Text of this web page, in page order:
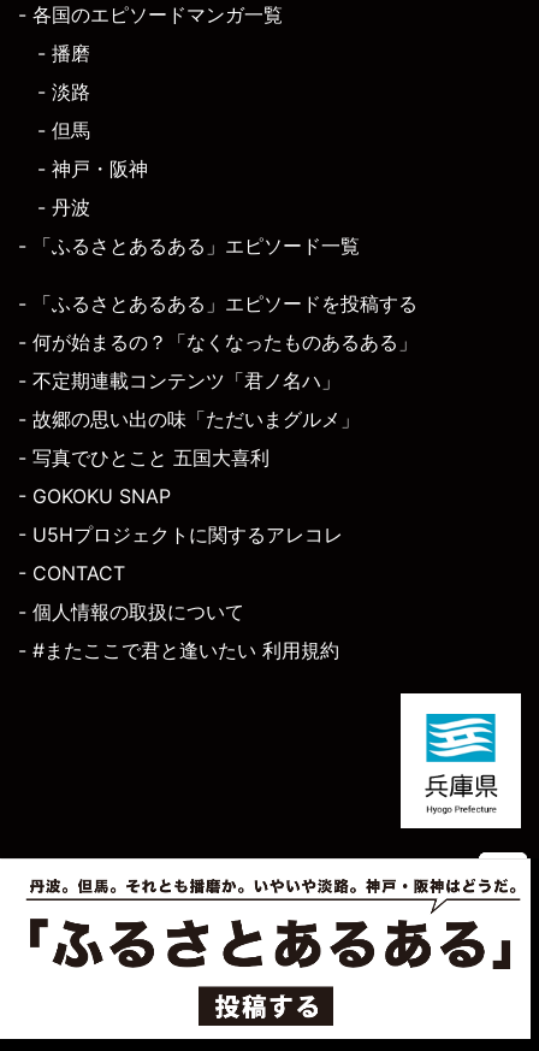
- 各国のエピソードマンガ一覧
- 播磨
- 淡路
- 但馬
- 神戸・阪神
- 丹波
- 「ふるさとあるある」エピソード一覧
- 「ふるさとあるある」エピソードを投稿する
- 何が始まるの？「なくなったものあるある」
- 不定期連載コンテンツ「君ノ名ハ」
- 故郷の思い出の味「ただいまグルメ」
- 写真でひとこと 五国大喜利
- GOKOKU SNAP
- U5Hプロジェクトに関するアレコレ
- CONTACT
- 個人情報の取扱について
- #またここで君と逢いたい 利用規約